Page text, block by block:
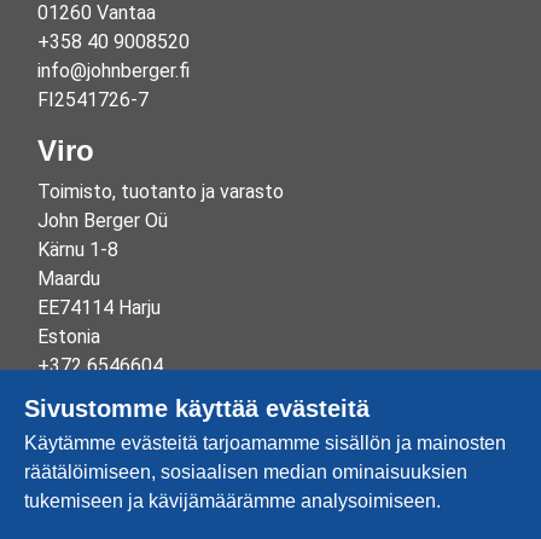
01260 Vantaa
+358 40 9008520
info@johnberger.fi
FI2541726-7
Viro
Toimisto, tuotanto ja varasto
John Berger Oü
Kärnu 1-8
Maardu
EE74114 Harju
Estonia
+372 6546604
info@johnberger.ee
Reg.nr 10265834
EE100332513
Sivustomme käyttää evästeitä
Käytämme evästeitä tarjoamamme sisällön ja mainosten
räätälöimiseen, sosiaalisen median ominaisuuksien
tukemiseen ja kävijämäärämme analysoimiseen.